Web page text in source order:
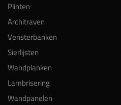
Plinten
Architraven
Vensterbanken
Sierlijsten
Wandplanken
Lambrisering
Wandpanelen